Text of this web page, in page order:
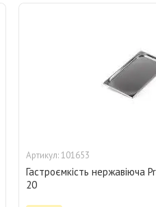
101653
Гастроємкість нержавіюча
20